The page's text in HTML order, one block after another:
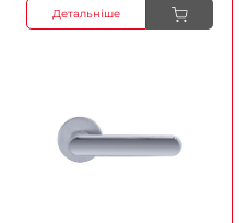
Детальніше